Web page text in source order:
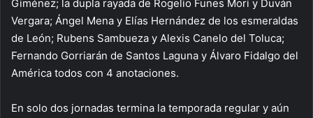
Giménez; la dupla rayada de Rogelio Funes Mori y Duván
Vergara; Ángel Mena y Elías Hernández de los esmeraldas
de León; Rubens Sambueza y Alexis Canelo del Toluca;
Fernando Gorriarán de Santos Laguna y Álvaro Fidalgo del
América todos con 4 anotaciones.
En solo dos jornadas termina la temporada regular y aún